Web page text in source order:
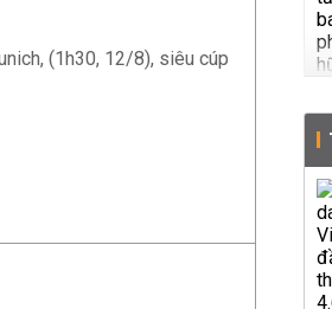
(1h30, 12/8), siêu cúp